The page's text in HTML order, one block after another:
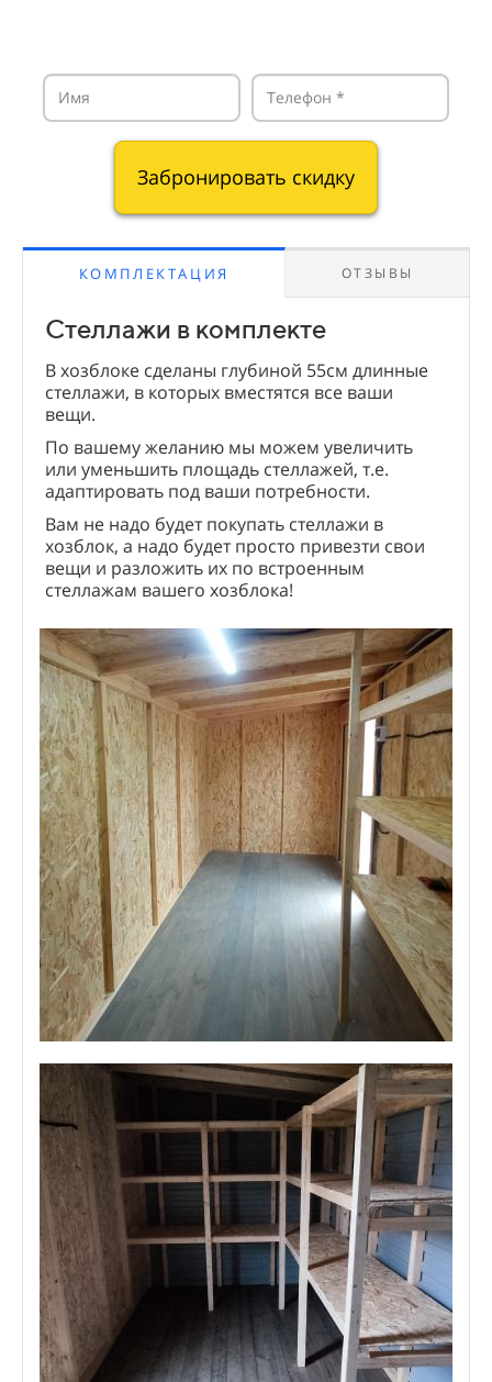
Забронировать скидку
КОМПЛЕКТАЦИЯ ОТЗЫВЫ
Стеллажи в комплекте
В хозблоке сделаны глубиной 55см длинные
стеллажи, в которых вместятся все ваши
вещи.
По вашему желанию мы можем увеличить
или уменьшить площадь стеллажей, т.е.
адаптировать под ваши потребности.
Вам не надо будет покупать стеллажи в
хозблок, а надо будет просто привезти свои
вещи и разложить их по встроенным
стеллажам вашего хозблока!
Отзыв клиента о хозблоке